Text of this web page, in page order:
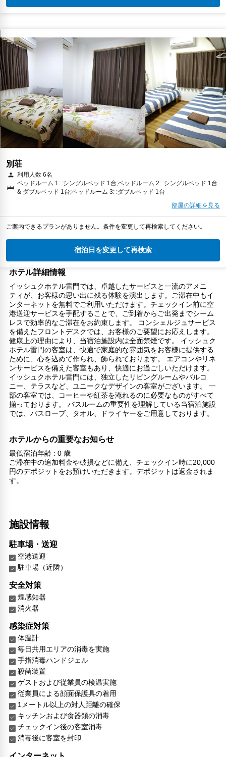
別荘
利用人数 6名
ベッドルーム 1: :シングルベッド 1台;ベッドルーム 2: :シングルベッド 1台
& ダブルベッド 1台;ベッドルーム 3: :ダブルベッド 1台
部屋の詳細を見る
ご案内できるプランがありません。条件を変更して再検索してください。
宿泊日を変更して再検索
ホテル詳細情報
イッシュクホテル雷門では、卓越したサービスと一流のアメニ
ティが、お客様の思い出に残る体験を演出します。ご滞在中もイ
ンターネットを無料でご利用いただけます。チェックイン前に空
港送迎サービスを手配することで、ご到着からご出発までシーム
レスで効率的なご滞在をお約束します。 コンシェルジュサービス
を備えたフロントデスクでは、お客様のご要望にお応えします。
健康上の理由により、当宿泊施設内は全面禁煙です。 イッシュク
ホテル雷門の客室は、快適で家庭的な雰囲気をお客様に提供する
ために、心を込めて作られ、飾られております。 エアコンやリネ
ンサービスを備えた客室もあり、快適にお過ごしいただけます。
イッシュクホテル雷門には、独立したリビングルームやバルコ
ニー、テラスなど、ユニークなデザインの客室がございます。 一
部の客室では、コーヒーや紅茶を淹れるのに必要なものがすべて
揃っております。 バスルームの重要性を理解している当宿泊施設
では、バスローブ、タオル、ドライヤーをご用意しております。
ホテルからの重要なお知らせ
最低宿泊年齢 : 0 歳
ご滞在中の追加料金や破損などに備え、チェックイン時に20,000
円のデポジットをお預けいただきます。デポジットは返金されま
す。
施設情報
駐車場・送迎
空港送迎
駐車場（近隣）
安全対策
煙感知器
消火器
感染症対策
体温計
毎日共用エリアの消毒を実施
手指消毒ハンドジェル
殺菌装置
ゲストおよび従業員の検温実施
従業員による顔面保護具の着用
1メートル以上の対人距離の確保
キッチンおよび食器類の消毒
チェックイン後の客室消毒
消毒後に客室を封印